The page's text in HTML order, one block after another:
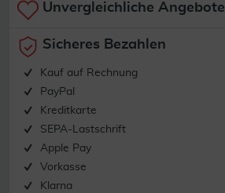
Unvergleichliche Angebote
Sicheres Bezahlen
Kauf auf Rechnung
PayPal
Kreditkarte
SEPA-Lastschrift
Apple Pay
Vorkasse
Klarna